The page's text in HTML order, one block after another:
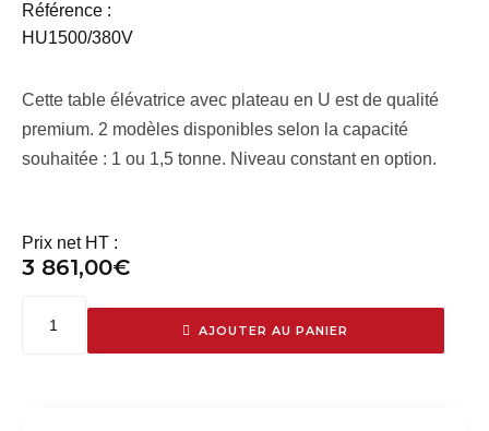
Référence :
HU1500/380V
Cette table élévatrice avec plateau en U est de qualité
premium. 2 modèles disponibles selon la capacité
souhaitée : 1 ou 1,5 tonne. Niveau constant en option.
Prix net HT :
3 861,00€
AJOUTER AU PANIER